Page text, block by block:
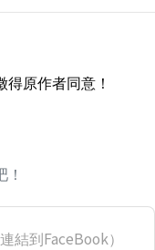
原作者同意！
結到FaceBook）